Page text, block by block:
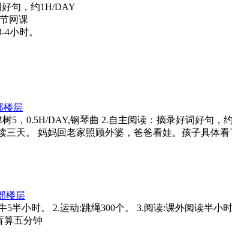
句，约1H/DAY
网课
小时。
楼层
树5，0.5H/DAY,钢琴曲 2.自主阅读：摘录好词好句
天。 妈妈回老家照顾外婆，爸爸看娃。孩子具体看
楼层
5半小时。 2.运动:跳绳300个。 3.阅读:课外阅读半
五分钟